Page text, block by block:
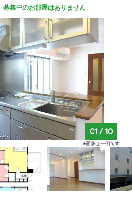
募集中のお部屋はありません
01 /10
※画像は一例です